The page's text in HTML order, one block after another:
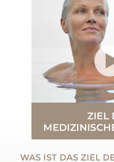
WAS IST DAS ZIEL